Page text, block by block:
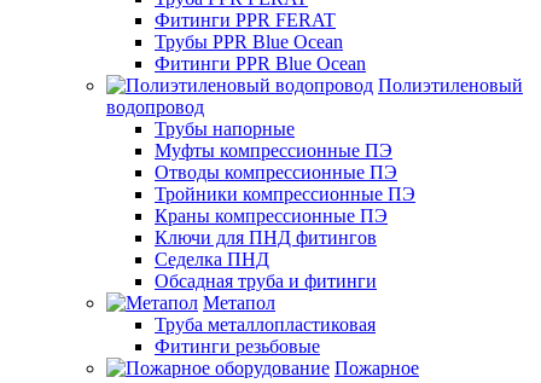
Фитинги PPR FERAT
Трубы PPR Blue Ocean
Фитинги PPR Blue Ocean
Полиэтиленовый
водопровод
Трубы напорные
Муфты компрессионные ПЭ
Отводы компрессионные ПЭ
Тройники компрессионные ПЭ
Краны компрессионные ПЭ
Ключи для ПНД фитингов
Седелка ПНД
Обсадная труба и фитинги
Метапол
Труба металлопластиковая
Фитинги резьбовые
Пожарное